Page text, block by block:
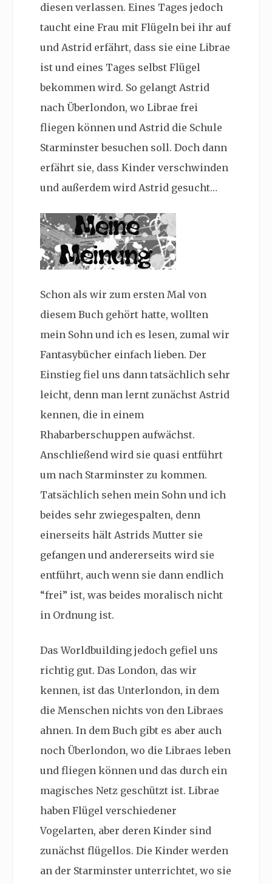
diesen verlassen. Eines Tages jedoch
taucht eine Frau mit Flügeln bei ihr auf
und Astrid erfährt, dass sie eine Librae
ist und eines Tages selbst Flügel
bekommen wird. So gelangt Astrid
nach Überlondon, wo Librae frei
fliegen können und Astrid die Schule
Starminster besuchen soll. Doch dann
erfährt sie, dass Kinder verschwinden
und außerdem wird Astrid gesucht…
Schon als wir zum ersten Mal von
diesem Buch gehört hatte, wollten
mein Sohn und ich es lesen, zumal wir
Fantasybücher einfach lieben. Der
Einstieg fiel uns dann tatsächlich sehr
leicht, denn man lernt zunächst Astrid
kennen, die in einem
Rhabarberschuppen aufwächst.
Anschließend wird sie quasi entführt
um nach Starminster zu kommen.
Tatsächlich sehen mein Sohn und ich
beides sehr zwiegespalten, denn
einerseits hält Astrids Mutter sie
gefangen und andererseits wird sie
entführt, auch wenn sie dann endlich
“frei” ist, was beides moralisch nicht
in Ordnung ist.
Das Worldbuilding jedoch gefiel uns
richtig gut. Das London, das wir
kennen, ist das Unterlondon, in dem
die Menschen nichts von den Libraes
ahnen. In dem Buch gibt es aber auch
noch Überlondon, wo die Libraes leben
und fliegen können und das durch ein
magisches Netz geschützt ist. Librae
haben Flügel verschiedener
Vogelarten, aber deren Kinder sind
zunächst flügellos. Die Kinder werden
an der Starminster unterrichtet, wo sie